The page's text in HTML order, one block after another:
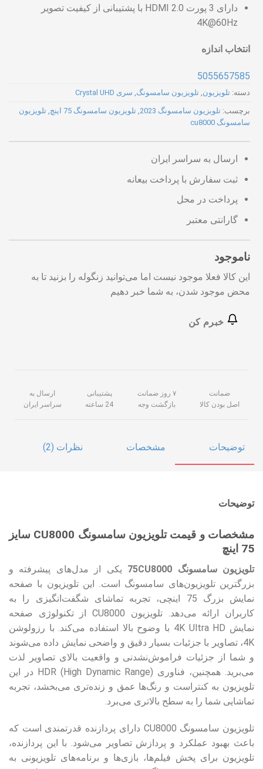
دارای 3 پورت HDMI 2.0 با پشتیبانی از کیفیت تصویر
4K@60Hz
انتخاب اندازه
85
75
65
55
50
دسته: تلویزیون, تلویزیون سامسونگ, سری Crystal UHD
برچسب: تلویزیون سامسونگ 2023 , تلویزیون سامسونگ 75 اینچ , تلویزیون
سامسونگ cu8000
ارسال به سراسر ایران
ثبت سفارش با پرداخت بیعانه
پرداخت در محل
گارانتی معتبر
ناموجود
این کالا فعلا موجود نیست اما می‌توانید زنگوله را بزنید تا به
محض موجود شدن، به شما خبر دهیم
ضمانت
اصل بودن کالا
۷ روز ضمانت
بازگشت وجه
پشتیبانی
24 ساعته
ارسال به
سراسر ایران
توضیحات مشخصات نظرات (2)
توضیحات
مشخصات و قیمت تلویزیون سامسونگ CU8000 سایز
75 اینچ
تلویزیون سامسونگ 75CU8000
یکی از مدل‌های پیشرفته و
بزرگترین تلویزیون‌های سامسونگ است. این تلویزیون با صفحه
نمایش بزرگ 75 اینچی، تجربه تماشای شگفت‌انگیزی را به
کاربران ارائه می‌دهد. تلویزیون CU8000 از تکنولوژی صفحه
نمایش 4K Ultra HD با وضوح بالا استفاده می‌کند. با رزولوشن
4K، تصاویر با جزئیات بسیار دقیق و واضحی نمایش داده می‌شوند
و شما از جزئیات فراموش‌نشدنی و واقعیت بالای تصاویر لذت
می‌برید. همچنین، فناوری HDR (High Dynamic Range) در این
تلویزیون به کنتراست و رنگ‌ها عمق و زنده‌تری می‌بخشد، تجربه
تماشایی شما را به سطح بالاتری می‌برد.
تلویزیون سامسونگ CU8000 دارای پردازنده قدرتمندی است که
باعث بهبود عملکرد و پردازش تصاویر می‌شود. با این پردازنده،
تلویزیون برای پخش فیلم‌ها، بازی‌ها و برنامه‌های تلویزیونی به